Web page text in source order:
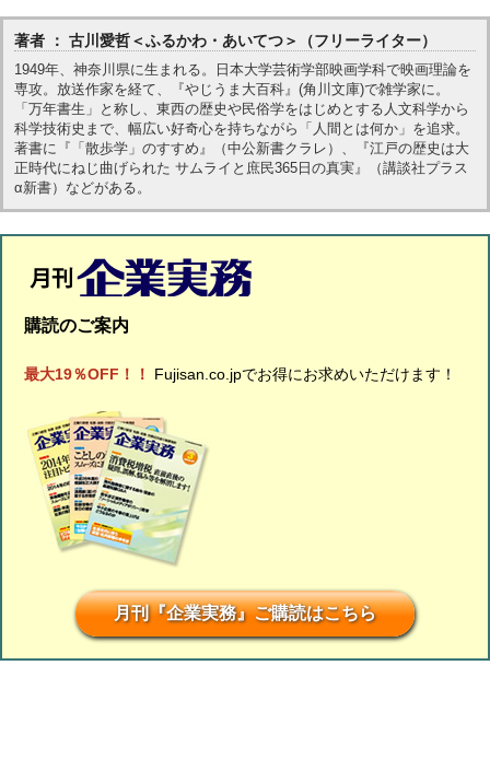
著者 ： 古川愛哲＜ふるかわ・あいてつ＞（フリーライター）
1949年、神奈川県に生まれる。日本大学芸術学部映画学科で映画理論を
専攻。放送作家を経て、『やじうま大百科』(角川文庫)で雑学家に。
「万年書生」と称し、東西の歴史や民俗学をはじめとする人文科学から
科学技術史まで、幅広い好奇心を持ちながら「人間とは何か」を追求。
著書に『「散歩学」のすすめ』（中公新書クラレ）、『江戸の歴史は大
正時代にねじ曲げられた サムライと庶民365日の真実』（講談社プラス
α新書）などがある。
購読のご案内
最大19％OFF！！ Fujisan.co.jpでお得にお求めいただけます！
月刊『企業実務』ご購読はこちら